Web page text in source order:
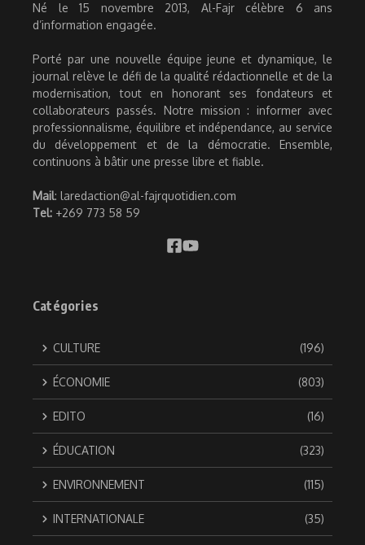
Né le 15 novembre 2013, Al-Fajr célèbre 6 ans
d’information engagée.
Porté par une nouvelle équipe jeune et dynamique, le
journal relève le défi de la qualité rédactionnelle et de la
modernisation, tout en honorant ses fondateurs et
collaborateurs passés. Notre mission : informer avec
professionnalisme, équilibre et indépendance, au service
du développement et de la démocratie. Ensemble,
continuons à bâtir une presse libre et fiable.
Mail: laredaction@al-fajrquotidien.com
Tel: +269 773 58 59
Catégories
CULTURE (196)
ÉCONOMIE (803)
EDITO (16)
ÉDUCATION (323)
ENVIRONNEMENT (115)
INTERNATIONALE (35)